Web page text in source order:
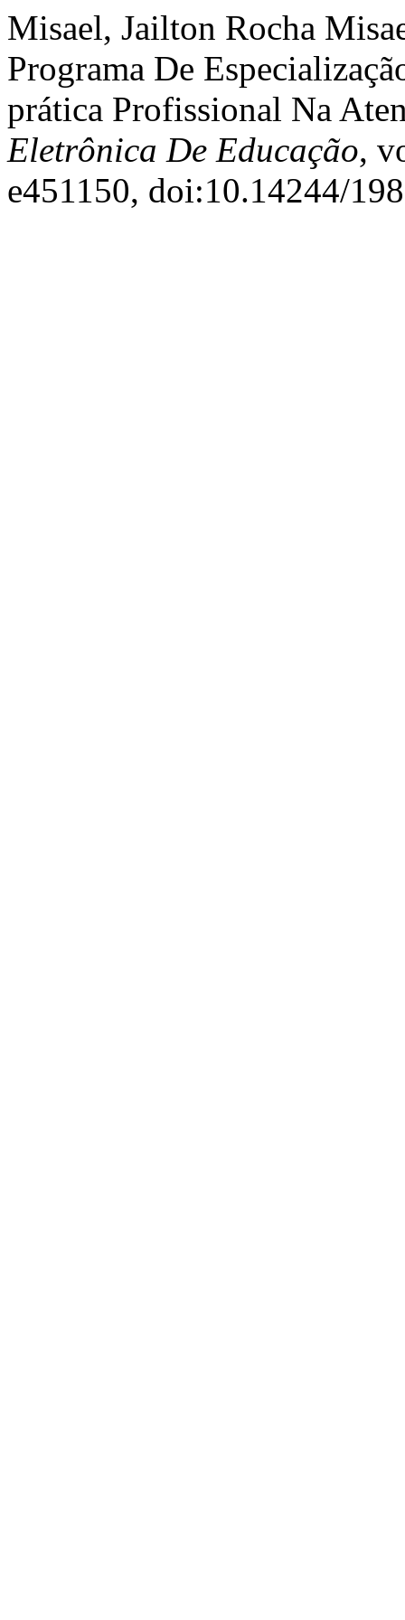
Misael, Jailton Rocha
Programa De
prática Profissional Na
Eletrônica De Educação,
e451150, doi:10.14244/